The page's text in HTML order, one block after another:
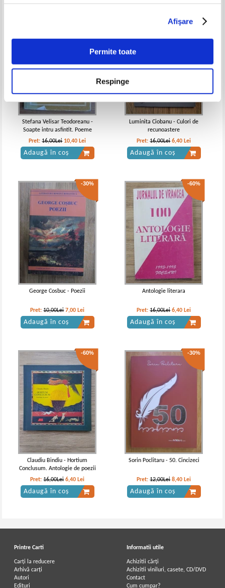
Afişare
Permite toate
Respinge
Stefana Velisar Teodoreanu -
Soapte intru asfintit. Poeme
Pret:16,00Lei 10,40 Lei
Adaugă în coș
Luminita Ciobanu - Culori de
recunoastere
Pret:16,00Lei 6,40 Lei
Adaugă în coș
-30%
George Cosbuc - Poezii
Pret:10,00Lei 7,00 Lei
Adaugă în coș
-60%
Antologie literara
Pret:16,00Lei 6,40 Lei
Adaugă în coș
-60%
Claudiu Bindiu - Hortium
Conclusum. Antologie de poezii
Pret:16,00Lei 6,40 Lei
Adaugă în coș
-30%
Sorin Poclitaru - 50. Cincizeci
Pret:12,00Lei 8,40 Lei
Adaugă în coș
Printre Carti
Carți la reducere
Arhivă carți
Autori
Edituri
Informatii utile
Achizitii cărți
Achizitii viniluri, casete, CD/DVD
Contact
Cum cumpar?